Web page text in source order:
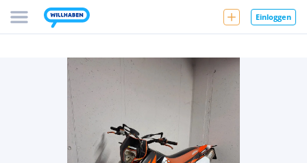
Einloggen